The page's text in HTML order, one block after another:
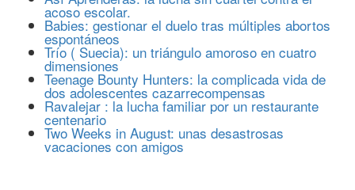
acoso escolar.
Babies: gestionar el duelo tras múltiples abortos
espontáneos
Trío ( Suecia): un triángulo amoroso en cuatro
dimensiones
Teenage Bounty Hunters: la complicada vida de
dos adolescentes cazarrecompensas
Ravalejar : la lucha familiar por un restaurante
centenario
Two Weeks in August: unas desastrosas
vacaciones con amigos